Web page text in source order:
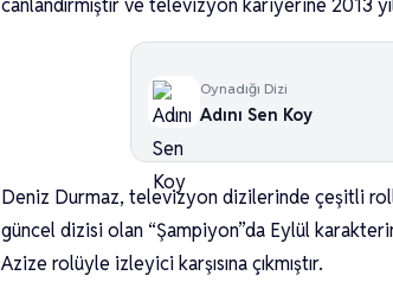
canlandırmıştır ve televizyon kariyerine 2013
Oynadığı Dizi
Adını Sen Koy
Deniz Durmaz, televizyon dizilerinde çeşitli
güncel dizisi olan “Şampiyon”da Eylül
Azize rolüyle izleyici karşısına çıkmıştır.